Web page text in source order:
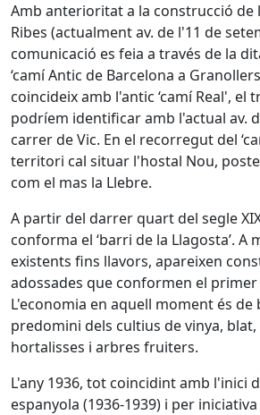
Amb anterioritat a la construcció de
Ribes (actualment av. de l'11 de
comunicació es feia a través de la
‘camí Antic de Barcelona a
coincideix amb l'antic ‘camí Real', el
podríem identificar amb l'actual av.
carrer de Vic. En el recorregut del
territori cal situar l'hostal Nou,
com el mas la Llebre.
A partir del darrer quart del segle
conforma el ‘barri de la Llagosta’. A
existents fins llavors, apareixen
adossades que conformen el
L'economia en aquell moment és de
predomini dels cultius de vinya,
hortalisses i arbres fruiters.
L'any 1936, tot coincidint amb l'inici
espanyola (1936-1939) i per